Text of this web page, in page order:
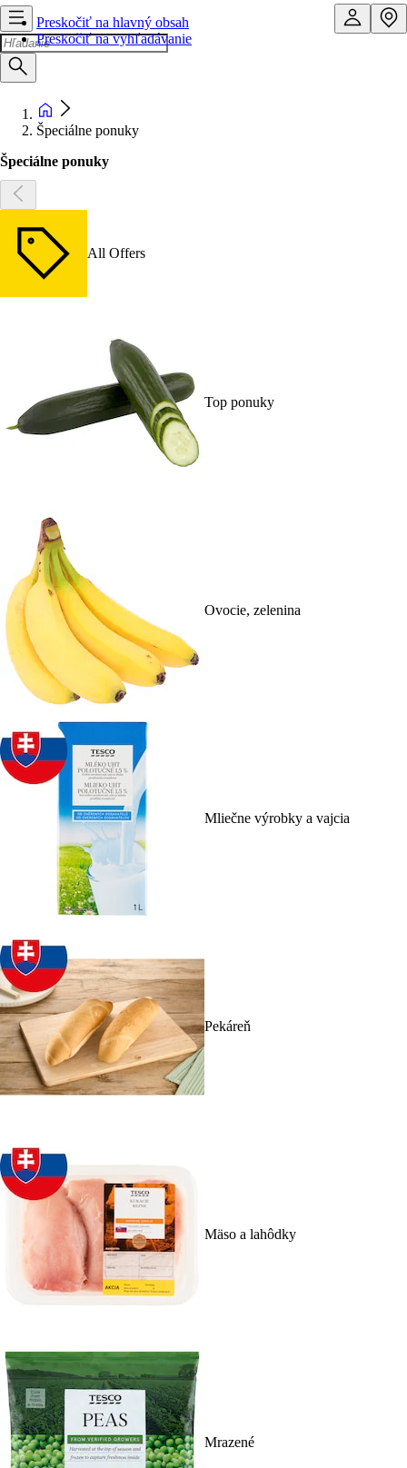
Preskočiť na hlavný obsah
Preskočiť na vyhľadávanie
Špeciálne ponuky
Špeciálne ponuky
All Offers
Top ponuky
Ovocie, zelenina
Mliečne výrobky a vajcia
Pekáreň
Mäso a lahôdky
Mrazené